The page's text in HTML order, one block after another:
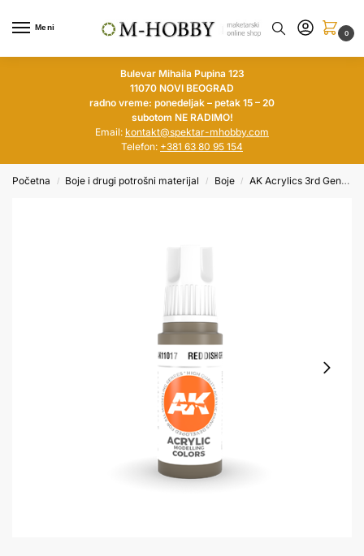
Meni
0
Bulevar Mihaila Pupina 123
11070 NOVI BEOGRAD
radno vreme: ponedeljak – petak 15 – 20
subotom NE RADIMO!
Email: kontakt@spektar-mhobby.com
Telefon: +381 63 80 95 154
Početna / Boje i drugi potrošni materijal / Boje / AK Acrylics 3rd Generation